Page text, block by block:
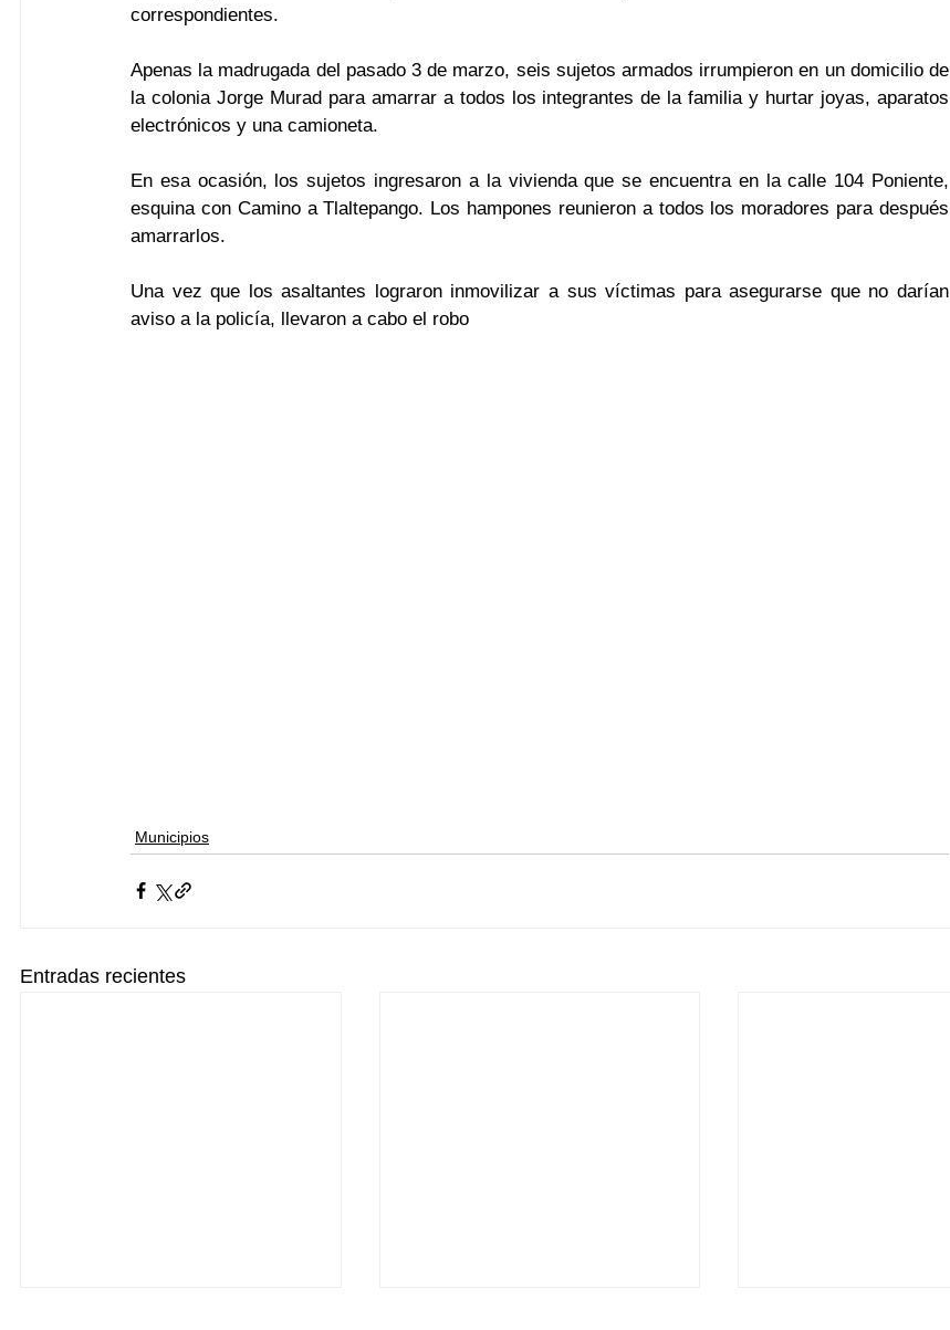
correspondientes.
Apenas la madrugada del pasado 3 de marzo, seis sujetos armados irrumpieron en un domicilio de
la colonia Jorge Murad para amarrar a todos los integrantes de la familia y hurtar joyas, aparatos
electrónicos y una camioneta.
En esa ocasión, los sujetos ingresaron a la vivienda que se encuentra en la calle 104 Poniente,
esquina con Camino a Tlaltepango. Los hampones reunieron a todos los moradores para después
amarrarlos.
Una vez que los asaltantes lograron inmovilizar a sus víctimas para asegurarse que no darían
aviso a la policía, llevaron a cabo el robo
Municipios
Entradas recientes